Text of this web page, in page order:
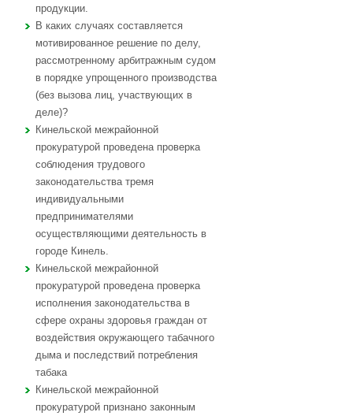
продукции.
В каких случаях составляется
мотивированное решение по делу,
рассмотренному арбитражным судом
в порядке упрощенного производства
(без вызова лиц, участвующих в
деле)?
Кинельской межрайонной
прокуратурой проведена проверка
соблюдения трудового
законодательства тремя
индивидуальными
предпринимателями
осуществляющими деятельность в
городе Кинель.
Кинельской межрайонной
прокуратурой проведена проверка
исполнения законодательства в
сфере охраны здоровья граждан от
воздействия окружающего табачного
дыма и последствий потребления
табака
Кинельской межрайонной
прокуратурой признано законным